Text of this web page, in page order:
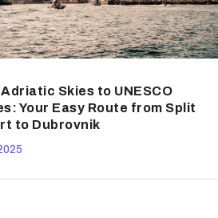
Skies to UNESCO
Your Easy Route from Split
to Dubrovnik